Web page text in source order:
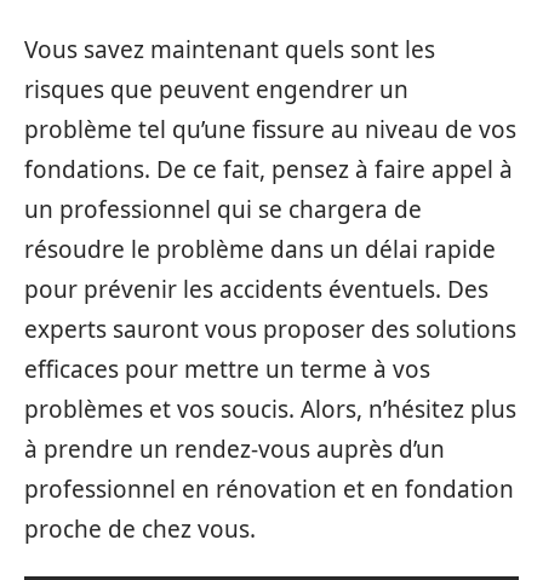
Vous savez maintenant quels sont les
risques que peuvent engendrer un
problème tel qu’une fissure au niveau de vos
fondations. De ce fait, pensez à faire appel à
un professionnel qui se chargera de
résoudre le problème dans un délai rapide
pour prévenir les accidents éventuels. Des
experts sauront vous proposer des solutions
efficaces pour mettre un terme à vos
problèmes et vos soucis. Alors, n’hésitez plus
à prendre un rendez-vous auprès d’un
professionnel en rénovation et en fondation
proche de chez vous.